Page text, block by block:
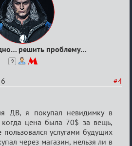
решить проблему…
9
#4
ДВ, я покупал невидимку в
цена была 70$ за вещь,
услугами будущих
через магазин, нельзя ли в